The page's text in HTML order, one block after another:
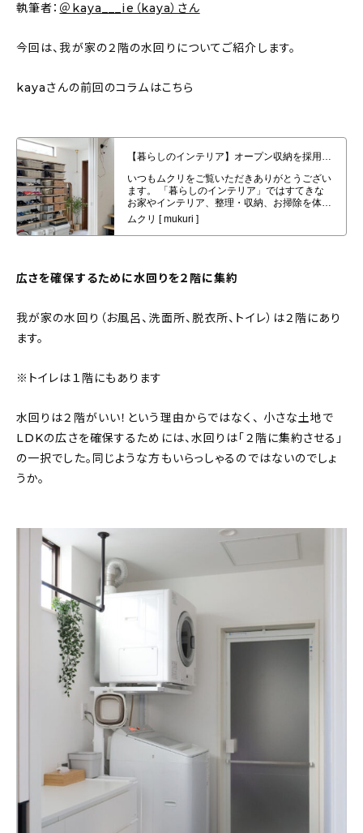
キッズ
会社概要
プライバシーポリシー
お問い合わせ
執筆者： ＠kaya___ie（kaya）さん
今回は、我が家の２階の水回りについてご紹介します。
kayaさんの前回のコラムはこちら
【暮らしのインテリア】オープン収納を採用した広くて明るい土間玄関〜生
活感のある整ったお家（ kaya___ieさん）
広さを確保するために水回りを２階に集約
我が家の水回り（お風呂、洗面所、脱衣所、トイレ）は２階にあり
ます。
※トイレは１階にもあります
水回りは２階がいい！という理由からではなく、 小さな土地で
LDKの広さを確保するためには、水回りは「２階に集約させる」
の一択でした。同じような方もいらっしゃるのではないのでしょ
うか。